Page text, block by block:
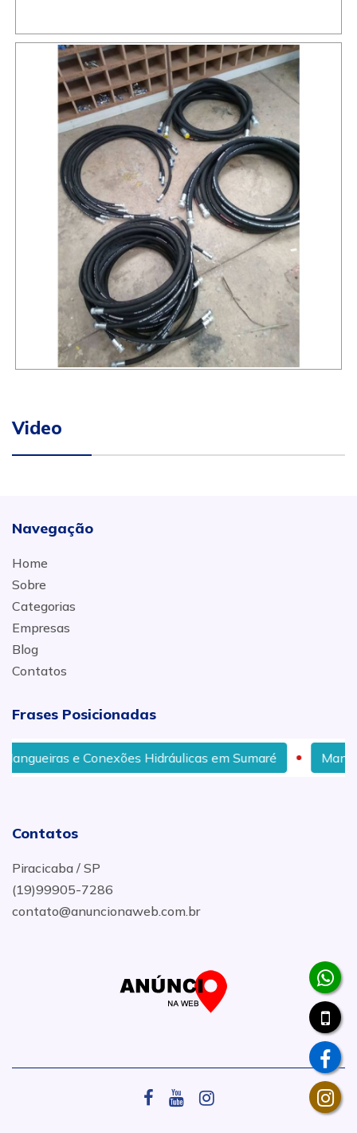
Video
Navegação
Home
Sobre
Categorias
Empresas
Blog
Contatos
Frases Posicionadas
Hidráulicas em Sumaré Mangueira Hidráulica
Contatos
Piracicaba / SP
(19)99905-7286
contato@anuncionaweb.com.br